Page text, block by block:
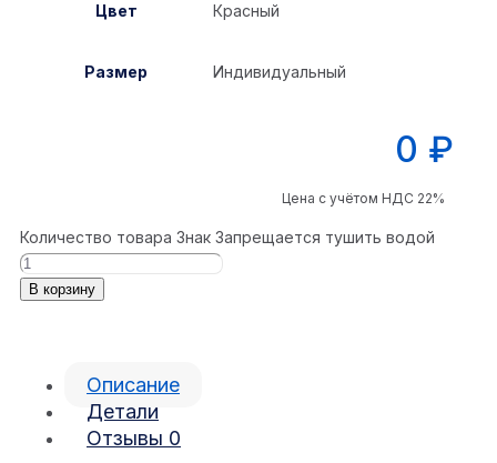
Цвет Красный
Размер Индивидуальный
0 ₽
Цена с учётом НДС 22%
Количество товара Знак Запрещается тушить водой
В корзину
Описание
Детали
Отзывы 0